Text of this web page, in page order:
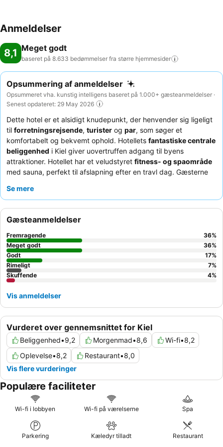
Anmeldelser
8,1 Meget godt
baseret på 8.633 bedømmelser fra større hjemmesider
Opsummering af anmeldelser
Opsummeret vha. kunstig intelligens baseret på 1.000+ gæsteanmeldelser ·
Senest opdateret: 29 May 2026
Dette hotel er et alsidigt knudepunkt, der henvender sig ligeligt
til forretningsrejsende, turister og par, som søger et
komfortabelt og bekvemt ophold. Hotellets fantastiske centrale
beliggenhed i Kiel giver uovertruffen adgang til byens
attraktioner. Hotellet har et veludstyret fitness- og spaområde
med sauna, perfekt til afslapning efter en travl dag. Gæsterne
og denlækre, varierede morgenmadsbuffet
Se mere
Vurderet over gennemsnittet for Kiel
Beliggenhed•9,2 Morgenmad•8,6 Wi-fi•8,2
Oplevelse•8,2 Restaurant•8,0
Vis flere vurderinger
Gæsteanmeldelser
Fremragende 36%
Meget godt
36%
Godt
17%
Rimeligt
7%
Skuffende
4%
Vis anmeldelser
Populære faciliteter
Wi-fi i lobbyen Wi-fi på værelserne Spa
Parkering Kæledyr tilladt Restaurant